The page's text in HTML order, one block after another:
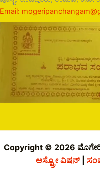
Email:
Copyright © 2026
ಆಸ್ಟ್ರೋ ವಿಷನ್|